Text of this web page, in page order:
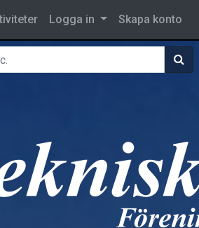
Logga in Skapa konto
Sök